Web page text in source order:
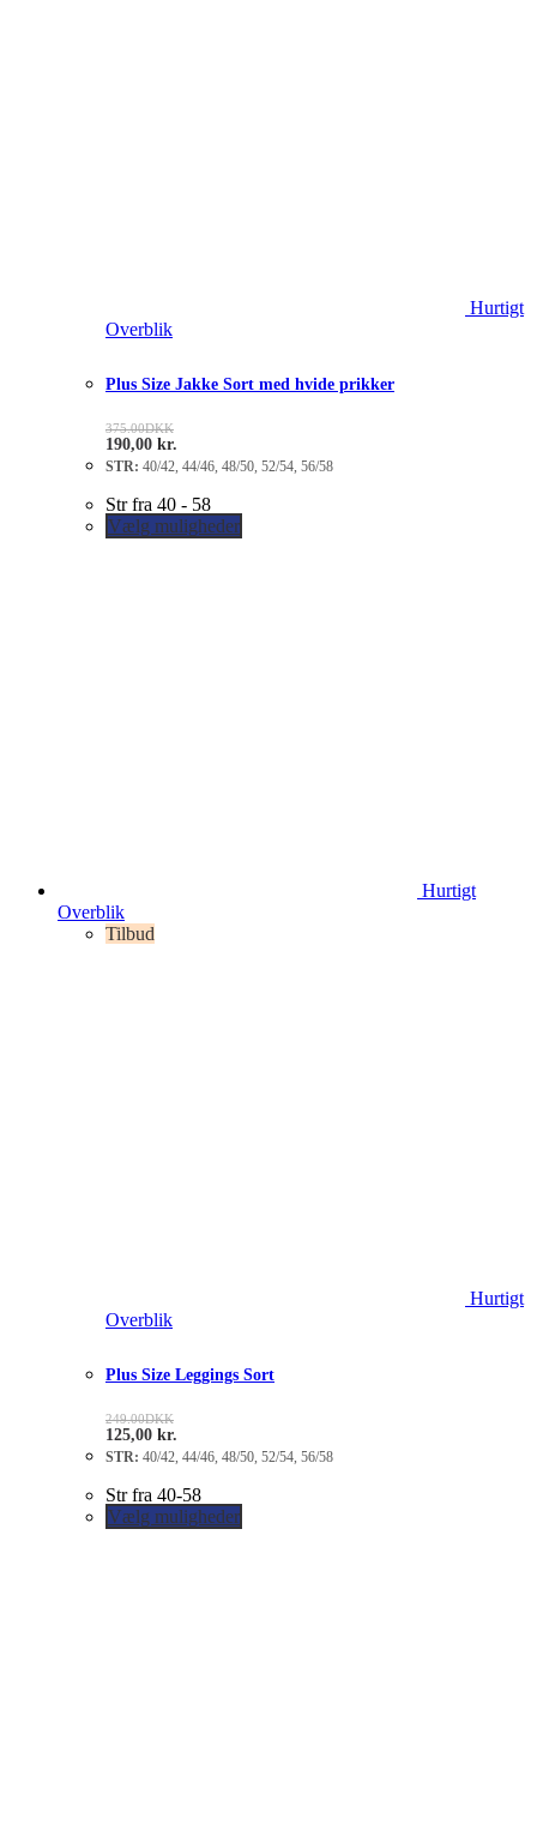
Hurtigt
Overblik
Plus Size Jakke Sort med hvide prikker
375.00DKK
190,00 kr.
STR: 40/42, 44/46, 48/50, 52/54, 56/58
Str fra 40 - 58
Vælg muligheder
Hurtigt
Overblik
Tilbud
Hurtigt
Overblik
Plus Size Leggings Sort
249.00DKK
125,00 kr.
STR: 40/42, 44/46, 48/50, 52/54, 56/58
Str fra 40-58
Vælg muligheder